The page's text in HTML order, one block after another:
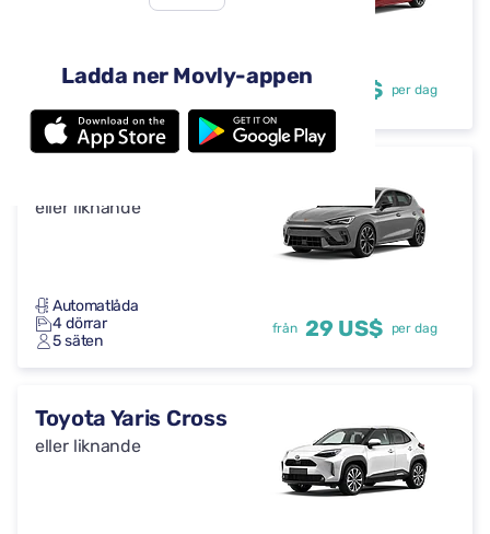
Ladda ner Movly-appen
Automatlåda
4 dörrar
från 29 US$ per dag
eller liknande
Automatlåda
4 dörrar
5 säten
från 29 US$ per dag
Toyota Yaris Cross
eller liknande